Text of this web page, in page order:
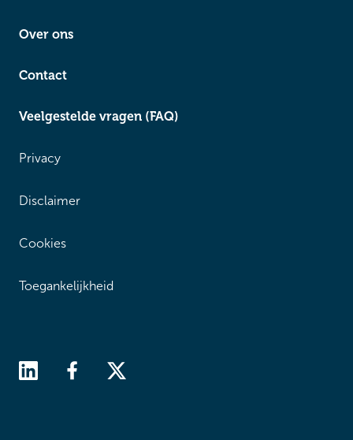
Over ons
Contact
Veelgestelde vragen (FAQ)
Privacy
Disclaimer
Cookies
Toegankelijkheid